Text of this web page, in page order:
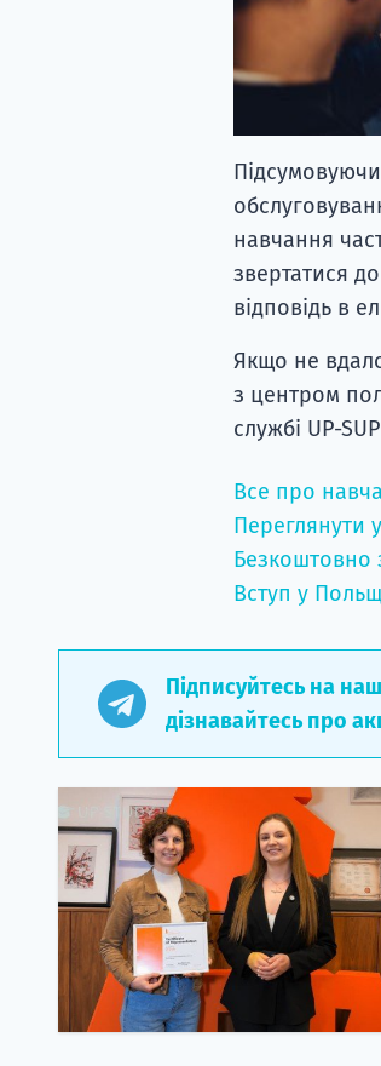
навчання
звертатися
відповідь в
Якщо не
з центром
службі UP-
Все про
Переглянути
Безкоштовно
Вступ у
Підписуйтесь на
дізнавайтесь про